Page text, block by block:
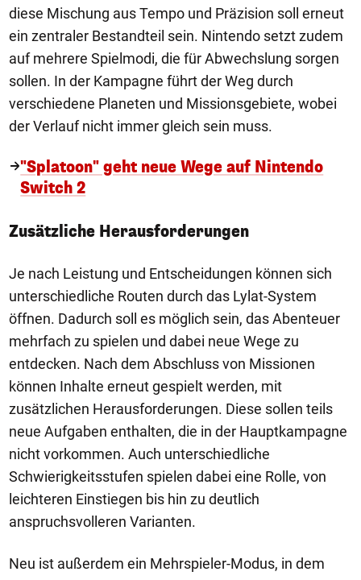
diese Mischung aus Tempo und Präzision soll erneut
ein zentraler Bestandteil sein. Nintendo setzt zudem
auf mehrere Spielmodi, die für Abwechslung sorgen
sollen. In der Kampagne führt der Weg durch
verschiedene Planeten und Missionsgebiete, wobei
der Verlauf nicht immer gleich sein muss.
"Splatoon" geht neue Wege auf Nintendo
Switch 2
Zusätzliche Herausforderungen
Je nach Leistung und Entscheidungen können sich
unterschiedliche Routen durch das Lylat-System
öffnen. Dadurch soll es möglich sein, das Abenteuer
mehrfach zu spielen und dabei neue Wege zu
entdecken. Nach dem Abschluss von Missionen
können Inhalte erneut gespielt werden, mit
zusätzlichen Herausforderungen. Diese sollen teils
neue Aufgaben enthalten, die in der Hauptkampagne
nicht vorkommen. Auch unterschiedliche
Schwierigkeitsstufen spielen dabei eine Rolle, von
leichteren Einstiegen bis hin zu deutlich
anspruchsvolleren Varianten.
Neu ist außerdem ein Mehrspieler-Modus, in dem